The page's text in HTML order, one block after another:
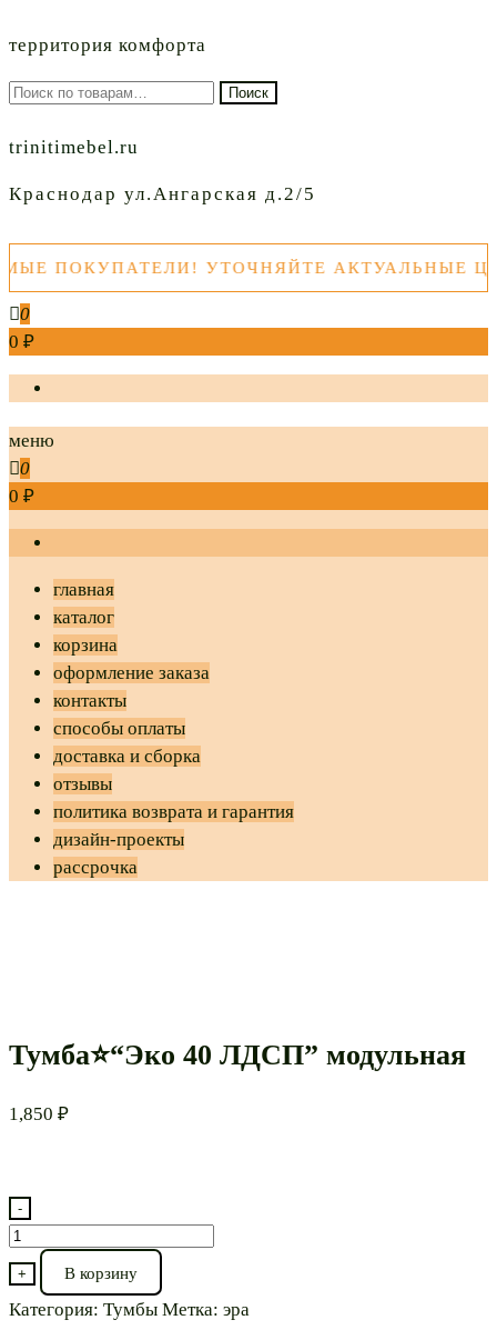
территория комфорта
Искать: Поиск
trinitimebel.ru
Краснодар ул.Ангарская д.2/5
ПОКУПАТЕЛИ! УТОЧНЯЙТЕ АКТУАЛЬНЫЕ
0
0 ₽
меню
0
0 ₽
главная
каталог
корзина
оформление заказа
контакты
способы оплаты
доставка и сборка
отзывы
политика возврата и гарантия
дизайн-проекты
рассрочка
Тумба⭐“Эко 40 ЛДСП” модульная
1,850 ₽
-
Количество
товара
Тумба⭐“Эко
40
+ В корзину
Категория: Тумбы Метка: эра